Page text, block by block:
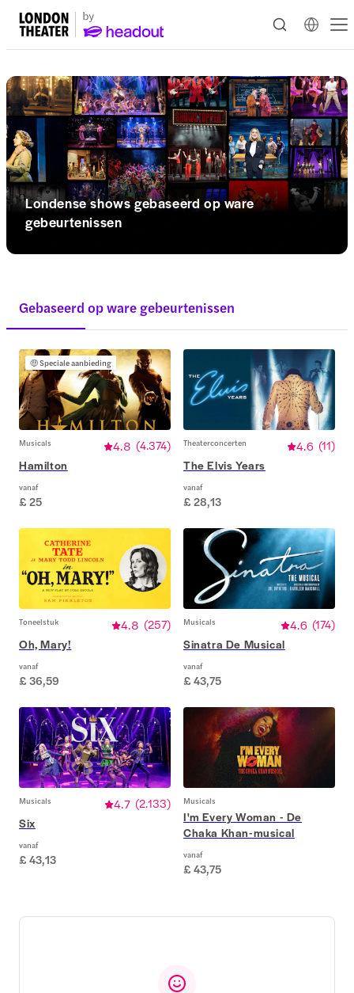
Londense shows gebaseerd op ware
gebeurtenissen
Gebaseerd op ware gebeurtenissen
🤑Speciale aanbieding
Musicals 4.8 (4.374)
Hamilton
vanaf
£ 25
Theaterconcerten 4.6 (11)
The Elvis Years
vanaf
£ 28,13
Toneelstuk 4.8 (257)
Oh, Mary!
vanaf
£ 36,59
Musicals 4.6 (174)
Sinatra De Musical
vanaf
£ 43,75
Musicals 4.7 (2.133)
Six
vanaf
£ 43,13
Musicals
I'm Every Woman - De
Chaka Khan-musical
vanaf
£ 43,75